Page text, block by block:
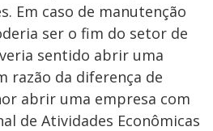
Em caso de manutenção
ser o fim do setor de
sentido abrir uma
razão da diferença de
abrir uma empresa com
de Atividades Econômicas